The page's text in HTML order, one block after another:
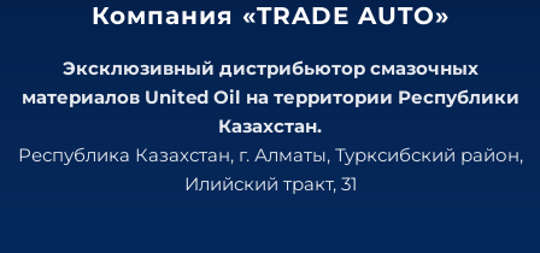
Компания «TRADE AUTO»
Эксклюзивный дистрибьютор смазочных
материалов United Oil на территории Республики
Казахстан.
Республика Казахстан, г. Алматы, Турксибский район,
Илийский тракт, 31